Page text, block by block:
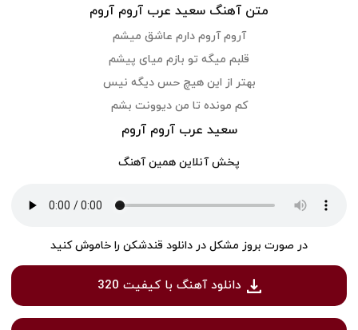
متن آهنگ سعید عرب آروم آروم
آروم آروم دارم عاشق میشم
قلبم میگه تو بازم میای پیشم
بهتر از این هیچ حس دیگه نیس
کم مونده تا من دیوونت بشم
سعید عرب آروم آروم
پخش آنلاین همین آهنگ
در صورت بروز مشکل در دانلود قندشکن را خاموش کنید
دانلود آهنگ با کیفیت 320